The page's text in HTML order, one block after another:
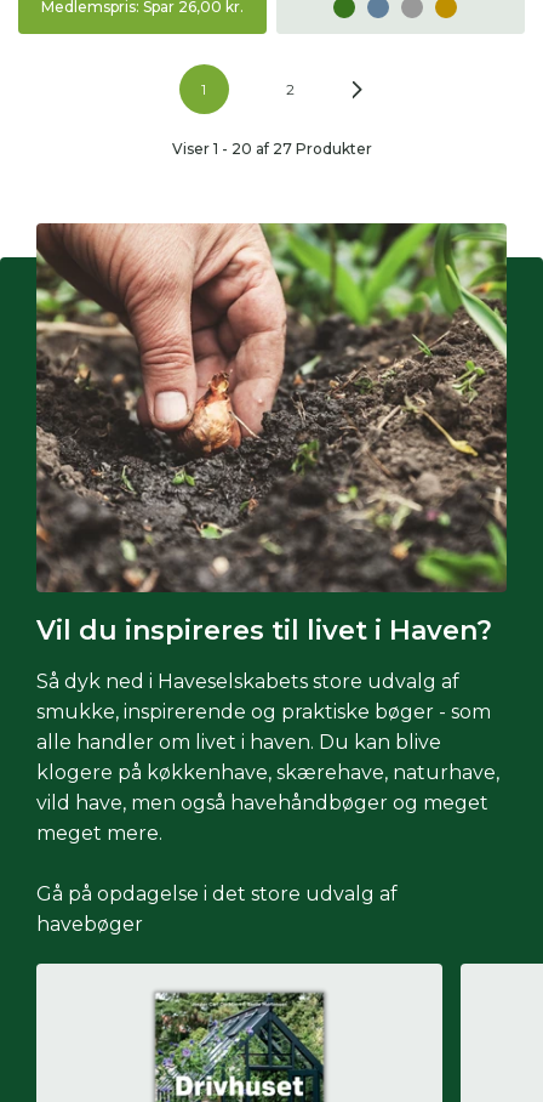
Medlemspris: Spar 26,00 kr.
1 2
Viser 1 - 20 af 27 Produkter
Vil du inspireres til livet i Haven?
Så dyk ned i Haveselskabets store udvalg af
smukke, inspirerende og praktiske bøger - som
alle handler om livet i haven. Du kan blive
klogere på køkkenhave, skærehave, naturhave,
vild have, men også havehåndbøger og meget
meget mere.
Gå på opdagelse i det store udvalg af
havebøger